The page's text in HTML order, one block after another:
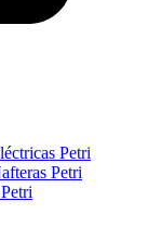
Petri
Petri